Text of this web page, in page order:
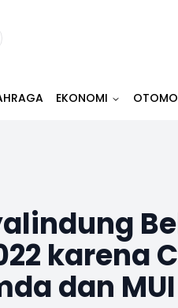
EKONOMI
karena
dan MUI